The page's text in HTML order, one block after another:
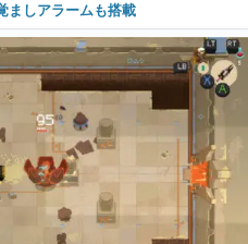
ましアラームも搭載